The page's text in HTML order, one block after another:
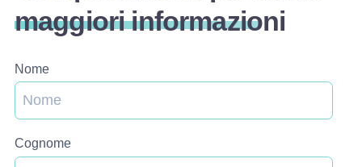
maggiori informazioni
Nome
Cognome